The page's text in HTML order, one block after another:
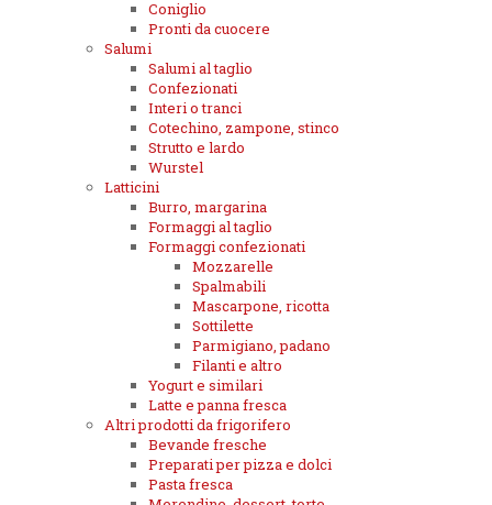
Coniglio
Pronti da cuocere
Salumi
Salumi al taglio
Confezionati
Interi o tranci
Cotechino, zampone, stinco
Strutto e lardo
Wurstel
Latticini
Burro, margarina
Formaggi al taglio
Formaggi confezionati
Mozzarelle
Spalmabili
Mascarpone, ricotta
Sottilette
Parmigiano, padano
Filanti e altro
Yogurt e similari
Latte e panna fresca
Altri prodotti da frigorifero
Bevande fresche
Preparati per pizza e dolci
Pasta fresca